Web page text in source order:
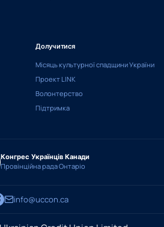
Долучитися
Місяць культурної спадщини України
Проект LINK
Волонтерство
Підтримка
Конгрес Українців Канади
Провінційна рада Онтаріо
info@uccon.ca